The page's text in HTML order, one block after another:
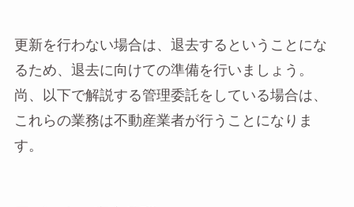
更新を行わない場合は、退去するということにな
るため、退去に向けての準備を行いましょう。
尚、以下で解説する管理委託をしている場合は、
これらの業務は不動産業者が行うことになりま
す。